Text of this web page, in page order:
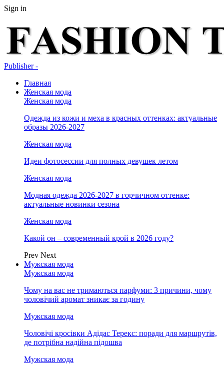
Sign in
Publisher -
Главная
Женская мода
Женская мода
Одежда из кожи и меха в красных оттенках: актуальные
образы 2026-2027
Женская мода
Идеи фотосессии для полных девушек летом
Женская мода
Модная одежда 2026-2027 в горчичном оттенке:
актуальные новинки сезона
Женская мода
Какой он – современный крой в 2026 году?
Prev Next
Мужская мода
Мужская мода
Чому на вас не тримаються парфуми: 3 причини, чому
чоловічий аромат зникає за годину
Мужская мода
Чоловічі кросівки Адідас Терекс: поради для маршрутів,
де потрібна надійна підошва
Мужская мода